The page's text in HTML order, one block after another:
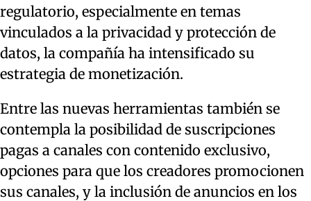
regulatorio, especialmente en temas
vinculados a la privacidad y protección de
datos, la compañía ha intensificado su
estrategia de monetización.
Entre las nuevas herramientas también se
contempla la posibilidad de suscripciones
pagas a canales con contenido exclusivo,
opciones para que los creadores promocionen
sus canales, y la inclusión de anuncios en los